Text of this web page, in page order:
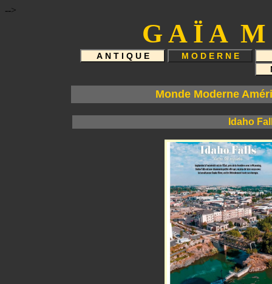
-->
G A Ï A M
Monde Moderne
Idaho